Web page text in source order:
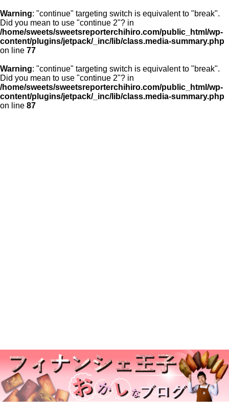
Warning: "continue" targeting switch is equivalent to "break".
Did you mean to use "continue 2"? in
/home/sweets/sweetsreporterchihiro.com/public_html/wp-
content/plugins/jetpack/_inc/lib/class.media-summary.php
on line 77
Warning: "continue" targeting switch is equivalent to "break".
Did you mean to use "continue 2"? in
/home/sweets/sweetsreporterchihiro.com/public_html/wp-
content/plugins/jetpack/_inc/lib/class.media-summary.php
on line 87